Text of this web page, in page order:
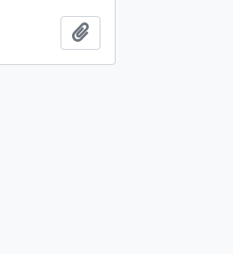
Añadir al portapapeles